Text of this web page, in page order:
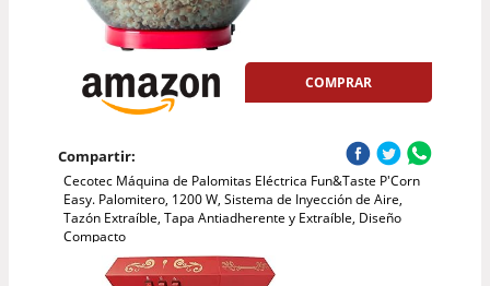
COMPRAR
Compartir:
Cecotec Máquina de Palomitas Eléctrica Fun&Taste P'Corn
Easy. Palomitero, 1200 W, Sistema de Inyección de Aire,
Tazón Extraíble, Tapa Antiadherente y Extraíble, Diseño
Compacto